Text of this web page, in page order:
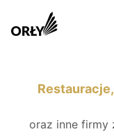
oraz inne firmy